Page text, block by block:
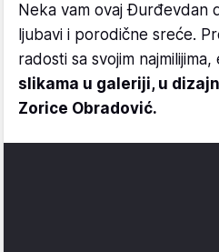
Neka vam ovaj Đurđevdan
ljubavi i porodične sreće.
radosti sa svojim najmilijima,
slikama u galeriji, u
Zorice Obradović.